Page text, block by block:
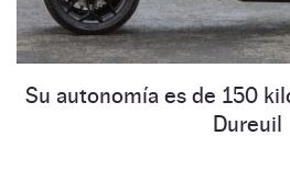
Su autonomía es de 150
Dureuil